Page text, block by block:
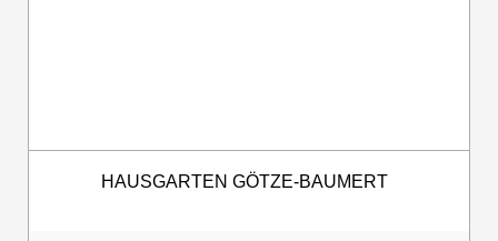
HAUSGARTEN GÖTZE-BAUMERT